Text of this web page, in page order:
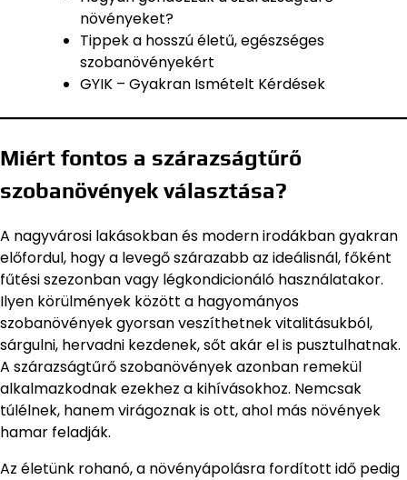
növényeket?
Tippek a hosszú életű, egészséges
szobanövényekért
GYIK – Gyakran Ismételt Kérdések
Miért fontos a szárazságtűrő
szobanövények választása?
A nagyvárosi lakásokban és modern irodákban gyakran
előfordul, hogy a levegő szárazabb az ideálisnál, főként
fűtési szezonban vagy légkondicionáló használatakor.
Ilyen körülmények között a hagyományos
szobanövények gyorsan veszíthetnek vitalitásukból,
sárgulni, hervadni kezdenek, sőt akár el is pusztulhatnak.
A szárazságtűrő szobanövények azonban remekül
alkalmazkodnak ezekhez a kihívásokhoz. Nemcsak
túlélnek, hanem virágoznak is ott, ahol más növények
hamar feladják.
Az életünk rohanó, a növényápolásra fordított idő pedig